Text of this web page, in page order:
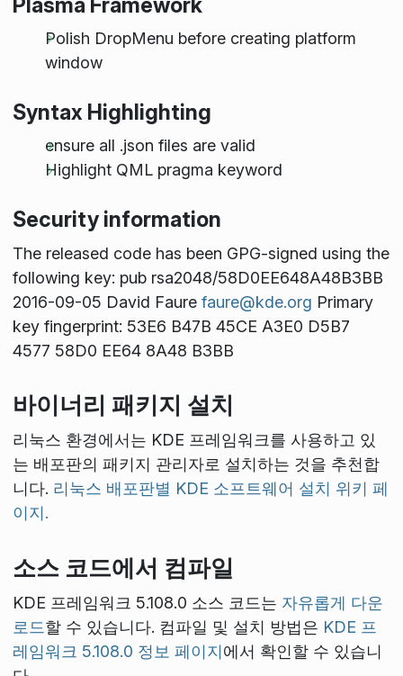
Polish DropMenu before creating platform
window
Syntax Highlighting
ensure all .json files are valid
Highlight QML pragma keyword
Security information
The released code has been GPG-signed using the
following key: pub rsa2048/58D0EE648A48B3BB
2016-09-05 David Faure faure@kde.org Primary
key fingerprint: 53E6 B47B 45CE A3E0 D5B7
4577 58D0 EE64 8A48 B3BB
바이너리 패키지 설치
리눅스 환경에서는 KDE 프레임워크를 사용하고 있
는 배포판의 패키지 관리자로 설치하는 것을 추천합
니다. 리눅스 배포판별 KDE 소프트웨어 설치 위키 페
이지.
소스 코드에서 컴파일
KDE 프레임워크 5.108.0 소스 코드는 자유롭게 다운
로드할 수 있습니다. 컴파일 및 설치 방법은 KDE 프
레임워크 5.108.0 정보 페이지에서 확인할 수 있습니